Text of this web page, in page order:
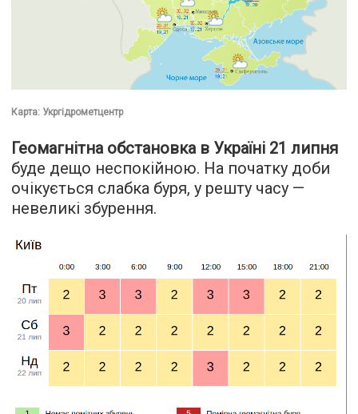
Карта: Укргідрометцентр
Геомагнітна обстановка в Україні 21 липня
буде дещо неспокійною. На початку доби
очікується слабка буря, у решту часу —
невеликі збурення.